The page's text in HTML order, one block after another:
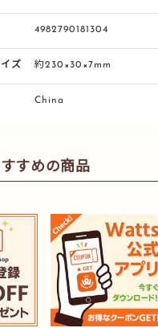
4982790181304
ズ 約230×30×7mm
China
すめの商品